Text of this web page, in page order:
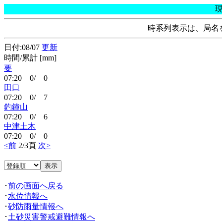
時系列表示は、局
日付:08/07 更新
時間/累計 [mm]
要
07:20 0/ 0
田口
07:20 0/ 7
釣鐘山
07:20 0/ 6
中津土木
07:20 0/ 0
<前 2/3頁 次>
･前の画面へ戻る
･ 水位情報へ
･砂防雨量情報へ
･ 土砂災害警戒避難情報へ